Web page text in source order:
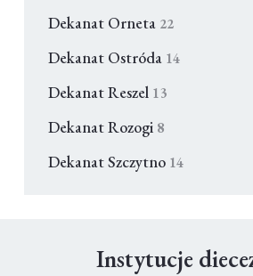
Dekanat Orneta 22
Dekanat Ostróda 14
Dekanat Reszel 13
Dekanat Rozogi 8
Dekanat Szczytno 14
Instytucje